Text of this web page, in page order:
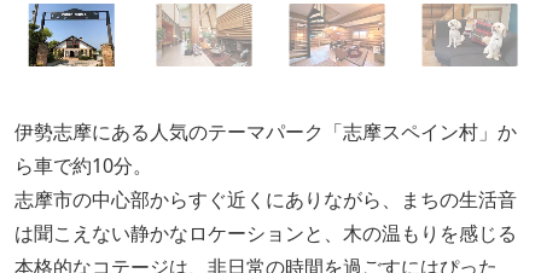
伊勢志摩にある人気のテーマパーク「志摩スペイン村」か
ら車で約10分。
志摩市の中心部からすぐ近くにありながら、まちの生活音
は聞こえない静かなロケーションと、木の温もりを感じる
本格的なコテージは、非日常の時間を過ごすにはぴった